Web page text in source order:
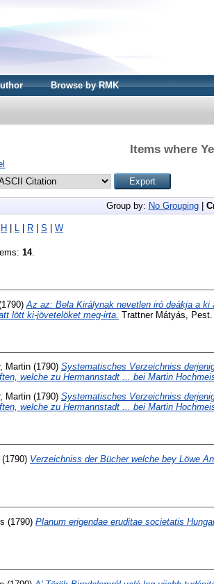
Browse by RMK
Items where
Group by: No Grouping|
H R S W
14.
Az az: Bela Királynak nevetlen iró deákja a
lött ki-jövetelöket meg-irta. Trattner Mátyás, Pest.
Martin (1790) Systematisches Verzeichniss
welche zu Hermannstadt ... bei Martin
Martin (1790) Systematisches Verzeichniss
welche zu Hermannstadt ... bei Martin
(1790) Verzeichniss der Bücher welche bey Löwe
(1790) Planum erigendae eruditae societatis